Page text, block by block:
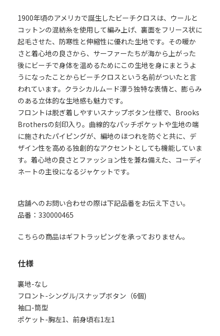
1900年頃のアメリカで誕生したビーチクロスは、ウールと
コットンの混紡糸を使用して編み上げ、裏面をフリース状に
起毛させた、防寒性と伸縮性に優れた生地です。その暖か
さと着心地の良さから、サーファーたちが海から上がった
後にビーチで身体を温めるためにこの生地を身にまとうよ
うになったことからビーチクロスという名前がついたと言
われています。クラシカルムード漂う独特な表情と、膨らみ
のある立体的な生地感も魅力です。
フロントは脱ぎ着しやすいスナップボタン仕様で、Brooks
Brothersの刻印入り。曲線的なパッチポケットや生地の端
に施されたパイピングが、編地のほつれを防ぐと共に、デ
ザイン性を高める独創的なアクセントとしても機能していま
す。着心地の良さとファッション性を兼ね備えた、コーディ
ネートの主役になるジャケットです。
店舗へのお問い合わせの際は下記品番をお伝え下さい。
品番：330000465
こちらの商品はギフトラッピングを承っておりません。
仕様
裏地-なし
フロント-シングル/スナップボタン（6個)
袖口-筒型
ポケット-胸左1、前身頃右1左1